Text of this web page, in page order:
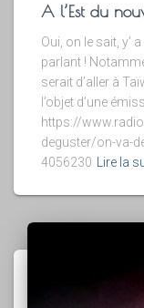
A l’Est du
Oui, on le sait, y’
parlant !
serait d’aller à
l’objet d’une
https://
deguster/on-va-
4056230
Lire la